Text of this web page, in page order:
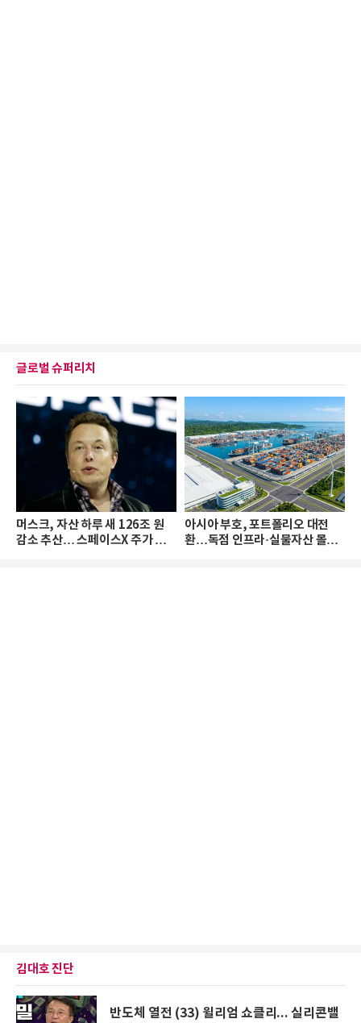
글로벌 슈퍼리치
머스크, 자산 하루 새 126조 원
감소 추산… 스페이스X 주가 하
아시아 부호, 포트폴리오 대전
환…독점 인프라·실물자산 몰린
김대호 진단
반도체 열전 (33) 윌리엄 쇼클리... 실리콘밸